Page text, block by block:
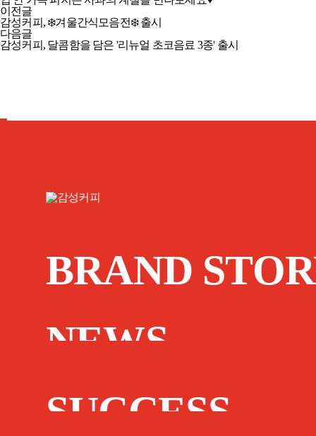
이전글
감성커피, ❄️겨울간식모음전❄️ 출시
다음글
감성커피, 달콤함을 담은 '리뉴얼 초코음료 3종' 출시
BRAND
NEWS
SUCCESS